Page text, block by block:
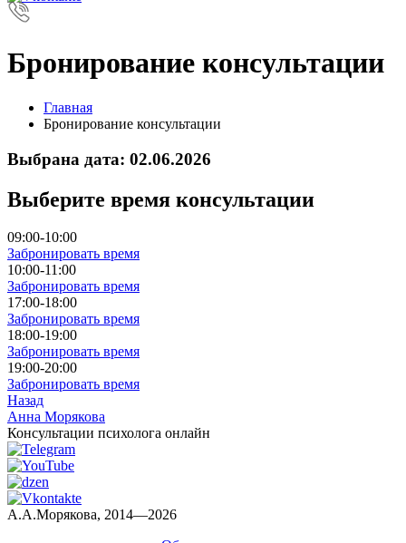
Бронирование консультации
Главная
Бронирование консультации
Выбрана дата: 02.06.2026
Выберите время консультации
09:00-10:00
Забронировать время
10:00-11:00
Забронировать время
17:00-18:00
Забронировать время
18:00-19:00
Забронировать время
19:00-20:00
Забронировать время
Назад
Анна Морякова
Консультации психолога онлайн
А.А.Морякова, 2014—2026